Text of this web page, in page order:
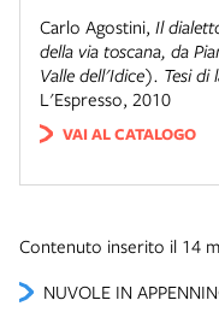
NUVOLE IN
Carlo Agostini, Il
della via toscana, da
Valle dell'Idice). Tesi
L'Espresso, 2010
VAI AL CATALOGO
Contenuto inserito il 14